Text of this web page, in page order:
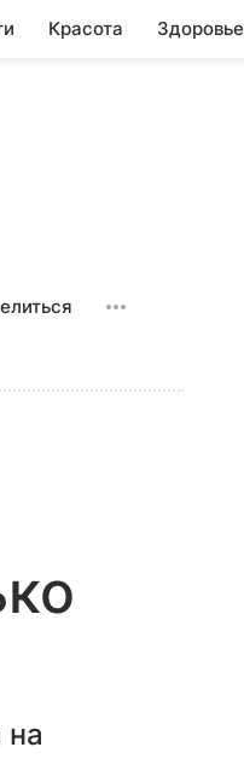
Красота Здоровье
на